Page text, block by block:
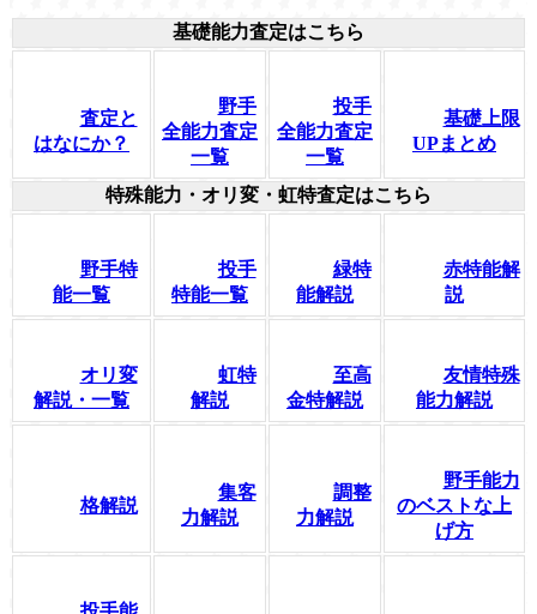
基礎能力査定はこちら
査定と
はなにか？
野手
全能力査定
一覧
投手
全能力査定
一覧
基礎上限
UPまとめ
特殊能力・オリ変・虹特査定はこちら
野手特
能一覧
投手
特能一覧
緑特
能解説
赤特能解
説
オリ変
解説・一覧
虹特
解説
至高
金特解説
友情特殊
能力解説
格解説
集客
力解説
調整
力解説
野手能力
のベストな上
げ方